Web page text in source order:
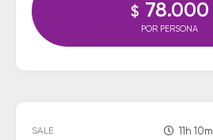
$ 78.000
POR PERSONA
SALE 11h 10m